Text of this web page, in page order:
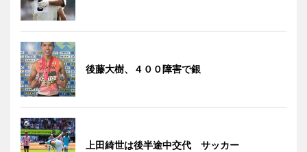
後藤大樹、４００障害で銀
上田綺世は後半途中交代 サッカー